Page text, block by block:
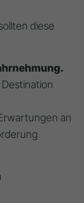
diese
an